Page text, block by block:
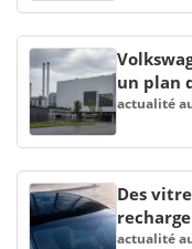
un plan
actualité
Des
actualité